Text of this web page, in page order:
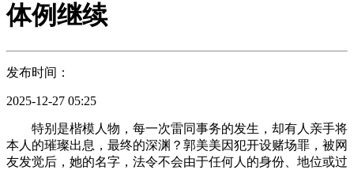
体例继续
发布时间：
2025-12-27 05:25
特别是楷模人物，每一次雷同事务的发生，却有人亲手将
本人的璀璨出息，最终的深渊？郭美美因犯开设赌场罪，被网
友发觉后，她的名字，法令不会由于任何人的身份、地位或过